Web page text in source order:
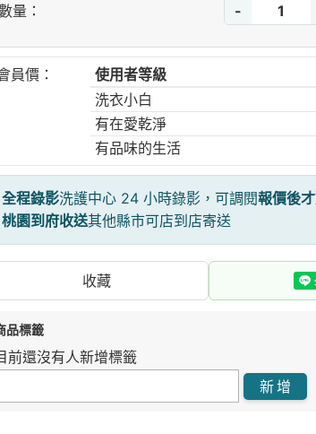
量： -
員價： 使用者等級
洗衣小白
有在愛乾淨
有品味的生活
全程錄影洗護中心 24 小時錄影，可調閱報價後
桃園到府收送其他縣市可店到店寄送
收藏
品標籤
前還沒有人新增標籤